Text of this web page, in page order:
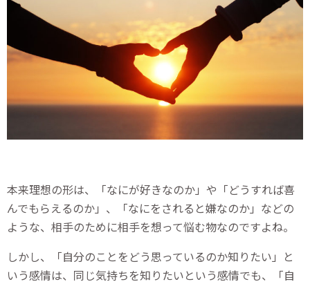
本来理想の形は、「なにが好きなのか」や「どうすれば喜
んでもらえるのか」、「なにをされると嫌なのか」などの
ような、相手のために相手を想って悩む物なのですよね。
しかし、「自分のことをどう思っているのか知りたい」と
いう感情は、同じ気持ちを知りたいという感情でも、「自